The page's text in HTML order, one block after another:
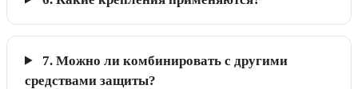
7. Можно ли комбинировать с другими
средствами защиты?